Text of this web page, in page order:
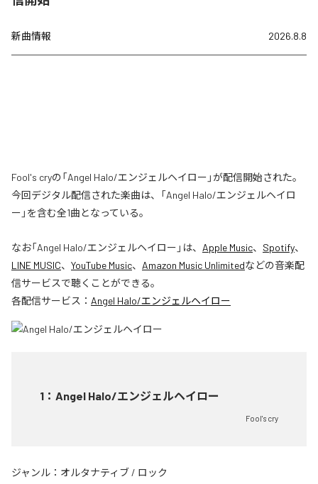
新曲情報 2026.8.8
Fool's cryの「Angel Halo/エンジェルヘイロー」が配信開始された。
今回デジタル配信された楽曲は、「Angel Halo/エンジェルヘイロ
ー」を含む全1曲となっている。
なお「Angel Halo/エンジェルヘイロー 」は、 Apple Music、 Spotify、
LINE MUSIC、 YouTube Music、 Amazon Music Unlimitedなどの音楽配
信サービスで聴くことができる。
各配信サービス： Angel Halo/エンジェルヘイロー
1 ： Angel Halo/エンジェルヘイロー
Fool's cry
ジャンル： オルタナティブ / ロック